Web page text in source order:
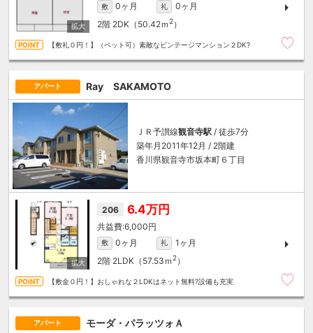
敷 0ヶ月 礼
0ヶ月
2階 2DK（50.42ｍ2）
【敷礼０円！】（ペット可）素敵なビンテージマンション２DK?
アパート Ray SAKAMOTO
ＪＲ予讃線観音寺駅 / 徒歩7分
築年月2011年12月 / 2階建
香川県観音寺市坂本町６丁目
206 6.4万円
6,000円
敷 0ヶ月 礼
1ヶ月
2階 2LDK（57.53ｍ 2）
【敷金０円！】おしゃれな２LDKはネット無料?設備も充実
アパート モーダ・パラッツォＡ